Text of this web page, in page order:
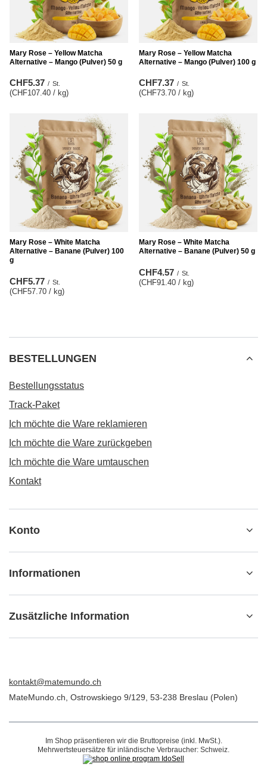
Mary Rose – Yellow Matcha
Alternative – Mango (Pulver) 50 g
CHF5.37 / St.
(CHF107.40 / kg)
Mary Rose – Yellow Matcha
Alternative – Mango (Pulver) 100 g
CHF7.37 / St.
(CHF73.70 / kg)
Mary Rose – White Matcha
Alternative – Banane (Pulver) 100
g
CHF5.77 / St.
(CHF57.70 / kg)
Mary Rose – White Matcha
Alternative – Banane (Pulver) 50 g
CHF4.57 / St.
(CHF91.40 / kg)
BESTELLUNGEN
Bestellungsstatus
Track-Paket
Ich möchte die Ware reklamieren
Ich möchte die Ware zurückgeben
Ich möchte die Ware umtauschen
Kontakt
Konto
Informationen
Zusätzliche Information
kontakt@matemundo.ch
MateMundo.ch Ostrowskiego 9/129 53-238 Breslau (Polen)
Im Shop präsentieren wir die Bruttopreise (inkl. MwSt.).
Mehrwertsteuersätze für inländische Verbraucher: Schweiz